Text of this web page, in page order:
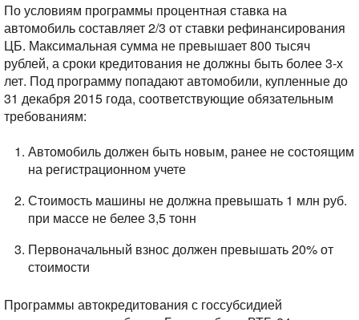
По условиям программы процентная ставка на
автомобиль составляет 2/3 от ставки рефинансирования
ЦБ. Максимальная сумма не превышает 800 тысяч
рублей, а сроки кредитования не должны быть более 3-х
лет. Под программу попадают автомобили, купленные до
31 декабря 2015 года, соответствующие обязательным
требованиям:
Автомобиль должен быть новым, ранее не состоящим
на регистрационном учете
Стоимость машины не должна превышать 1 млн руб.
при массе не белее 3,5 тонн
Первоначальный взнос должен превышать 20% от
стоимости
Программы автокредитования с госсубсидией